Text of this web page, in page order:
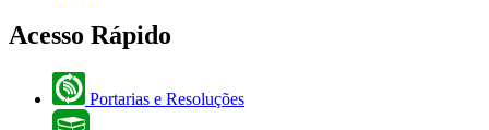
Acesso Rápido
Portarias e Resoluções